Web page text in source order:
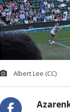
Albert Lee (CC)